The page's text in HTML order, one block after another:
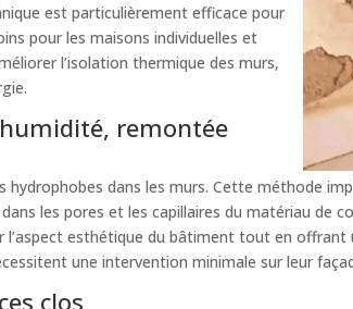
est particulièrement efficace pour
pour les maisons individuelles et
l’isolation thermique des murs,
remontée
dans les murs. Cette méthode
les pores et les capillaires du matériau de
esthétique du bâtiment tout en
une intervention minimale sur leur
clos